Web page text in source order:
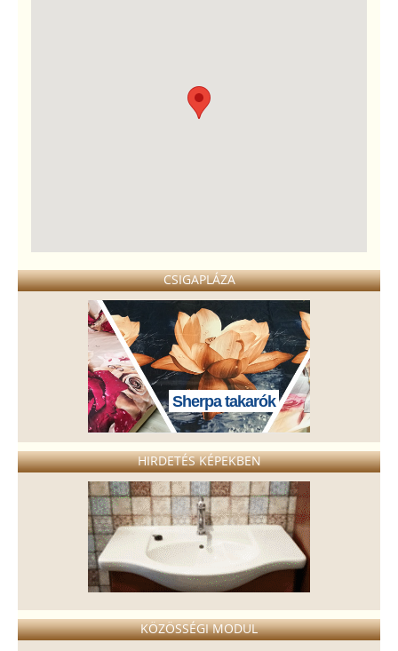
CSIGAPLÁZA
Sherpa takarók
HIRDETÉS KÉPEKBEN
KÖZÖSSÉGI MODUL